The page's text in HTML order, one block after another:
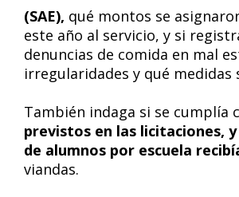
(SAE), qué montos se
este año al servicio, y si
denuncias de comida en mal
irregularidades y qué medidas
También indaga si se cumplía
previstos en las licitaciones,
de alumnos por escuela
viandas.